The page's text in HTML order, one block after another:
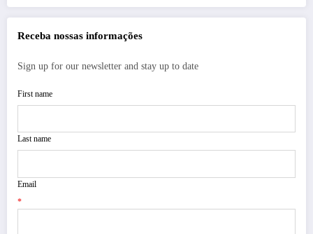
Receba nossas informações
Sign up for our newsletter and stay up to date
First name
Last name
Email
*